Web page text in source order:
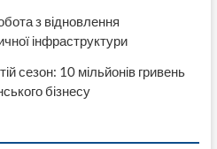
з відновлення
інфраструктури
сезон: 10 мільйонів гривень
бізнесу